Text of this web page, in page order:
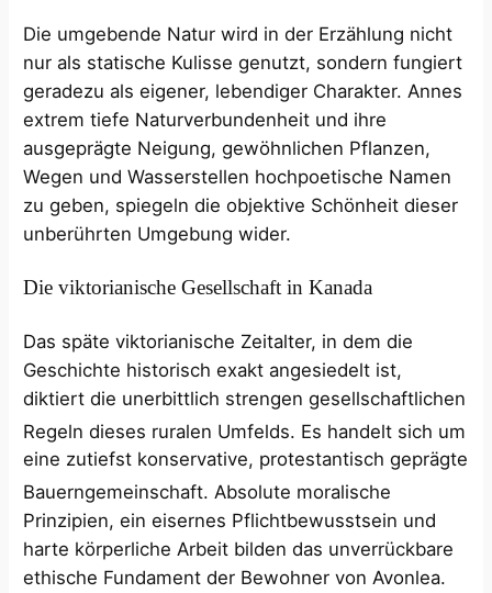
Die umgebende Natur wird in der Erzählung nicht
nur als statische Kulisse genutzt, sondern fungiert
geradezu als eigener, lebendiger Charakter. Annes
extrem tiefe Naturverbundenheit und ihre
ausgeprägte Neigung, gewöhnlichen Pflanzen,
Wegen und Wasserstellen hochpoetische Namen
zu geben, spiegeln die objektive Schönheit dieser
unberührten Umgebung wider.
Die viktorianische Gesellschaft in Kanada
Das späte viktorianische Zeitalter, in dem die
Geschichte historisch exakt angesiedelt ist,
diktiert die unerbittlich strengen gesellschaftlichen
Regeln dieses ruralen Umfelds. Es handelt sich um
eine zutiefst konservative, protestantisch geprägte
Bauerngemeinschaft. Absolute moralische
Prinzipien, ein eisernes Pflichtbewusstsein und
harte körperliche Arbeit bilden das unverrückbare
ethische Fundament der Bewohner von Avonlea.